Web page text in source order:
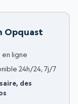
Opquast
ligne
24h/24, 7j/7
des